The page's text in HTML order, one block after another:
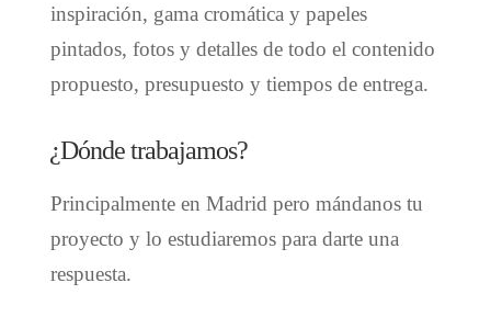
inspiración, gama cromática y papeles
pintados, fotos y detalles de todo el contenido
propuesto, presupuesto y tiempos de entrega.
¿Dónde trabajamos?
Principalmente en Madrid pero mándanos tu
proyecto y lo estudiaremos para darte una
respuesta.